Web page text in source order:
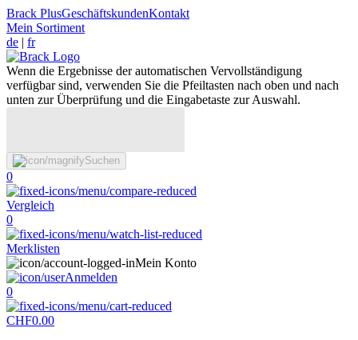
Brack PlusGeschäftskundenKontakt
Mein Sortiment
de | fr
Wenn die Ergebnisse der automatischen Vervollständigung
verfügbar sind, verwenden Sie die Pfeiltasten nach oben und nach
unten zur Überprüfung und die Eingabetaste zur Auswahl.
Suchen
0
Vergleich
0
Merklisten
Mein Konto
Anmelden
0
CHF0.00